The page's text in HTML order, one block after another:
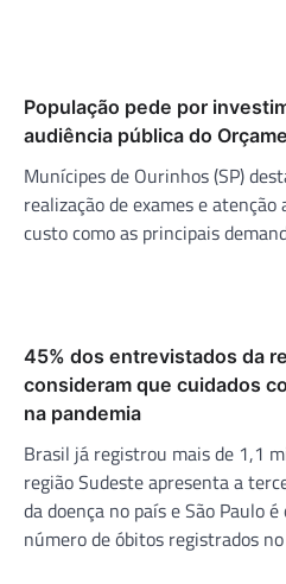
População pede por
audiência pública do
Munícipes de Ourinhos (SP)
realização de exames e
custo como as principais
45% dos entrevistados da
consideram que cuidados
na pandemia
Brasil já registrou mais de 1,1
região Sudeste apresenta a
da doença no país e São Paulo
número de óbitos registrados